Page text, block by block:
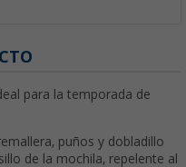
para la temporada de
puños y dobladillo
de la mochila, repelente al